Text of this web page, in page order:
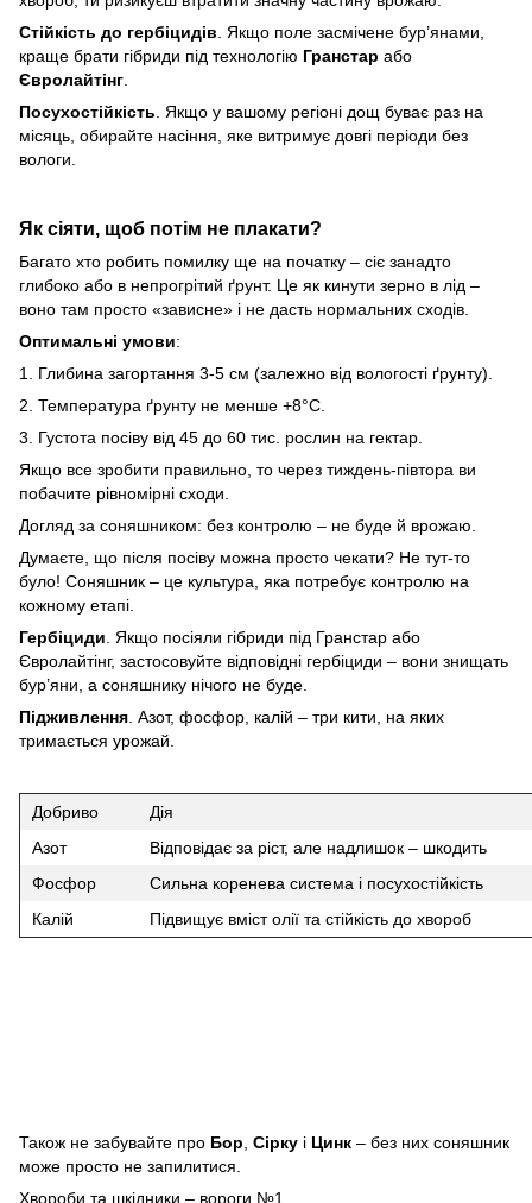
Стійкість до гербіцидів . Якщо поле засмічене бур’янами,
краще брати гібриди під технологію Гранстар або
Євролайтінг
Посухостійкість . Якщо у вашому регіоні дощ буває раз на
місяць, обирайте насіння, яке витримує довгі періоди без
вологи.
Як сіяти, щоб потім не плакати?
Багато хто робить помилку ще на початку – сіє занадто
глибоко або в непрогрітий ґрунт. Це як кинути зерно в лід –
воно там просто «зависне» і не дасть нормальних сходів.
Оптимальні умови:
1. Глибина загортання 3-5 см (залежно від вологості ґрунту).
2. Температура ґрунту не менше +8°C.
3. Густота посіву від 45 до 60 тис. рослин на гектар.
Якщо все зробити правильно, то через тиждень-півтора ви
побачите рівномірні сходи.
Догляд за соняшником: без контролю – не буде й врожаю.
Думаєте, що після посіву можна просто чекати? Не тут-то
було! Соняшник – це культура, яка потребує контролю на
кожному етапі.
Гербіциди . Якщо посіяли гібриди під Гранстар або
Євролайтінг, застосовуйте відповідні гербіциди – вони знищать
бур’яни, а соняшнику нічого не буде.
Підживлення . Азот, фосфор, калій – три кити, на яких
тримається урожай.
Добриво
Дія
Азот
Відповідає за ріст, але надлишок – шкодить
Фосфор
Сильна коренева система і посухостійкість
Калій
Підвищує вміст олії та стійкість до хвороб
Також не забувайте про Бор Сірку і Цинк – без них соняшник
може просто не запилитися.
Хвороби та шкідники – вороги №1